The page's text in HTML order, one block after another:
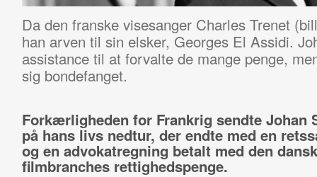
Da den franske visesanger Charles Trenet
han arven til sin elsker, Georges El Assidi.
assistance til at forvalte de mange penge,
sig bondefanget.
Forkærligheden for Frankrig sendte Johan
på hans livs nedtur, der endte med en
og en advokatregning betalt med den
filmbranches rettighedspenge.